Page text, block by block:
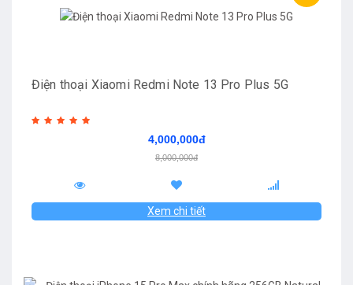
Điện thoại Xiaomi Redmi Note 13 Pro Plus 5G
4,000,000đ
8,000,000đ
Xem chi tiết